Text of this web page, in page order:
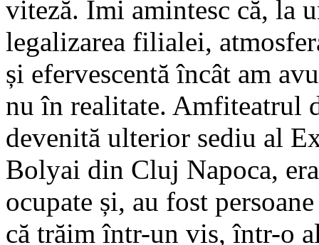
viteză. Îmi amintesc că, la
legalizarea filialei,
și efervescentă încât am
nu în realitate. Amfiteatrul
devenită ulterior sediu al
Bolyai din Cluj Napoca,
ocupate și, au fost
că trăim într-un vis, într-o